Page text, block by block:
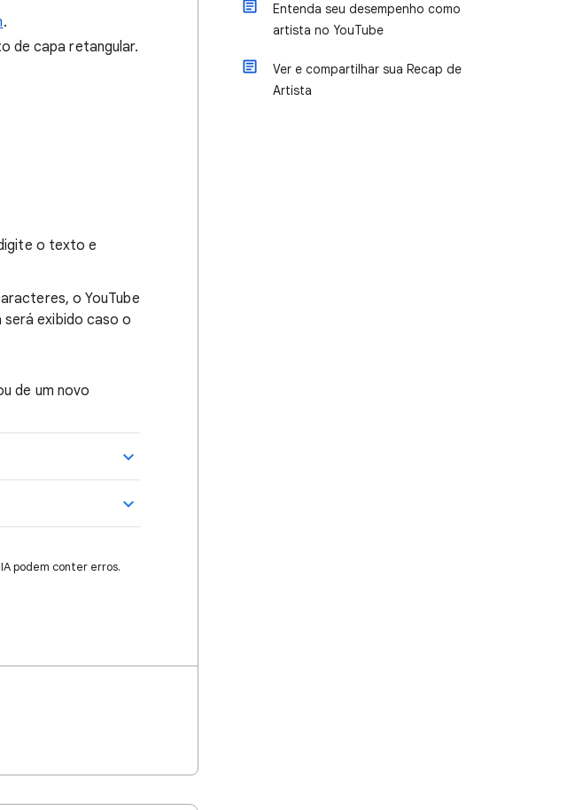
.
de capa retangular.
o texto e
o YouTube
exibido caso o
de um novo
podem conter erros.
Entenda seu desempenho como
artista no YouTube
Ver e compartilhar sua Recap de
Artista